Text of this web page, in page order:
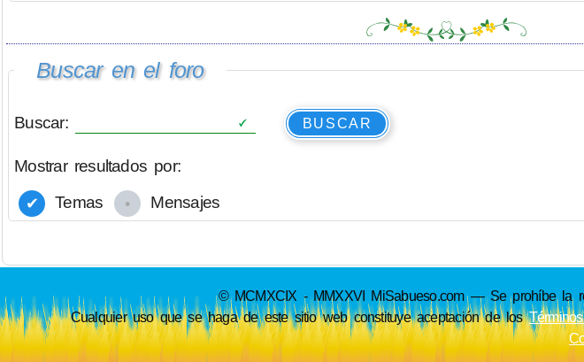
Buscar en el foro
Buscar: BUSCAR
Mostrar resultados por:
Temas
Mensajes
© MCMXCIX - MMXXVI MiSabueso.com — Se prohíbe la
Cualquier uso que se haga de este sitio web constituye aceptación de los